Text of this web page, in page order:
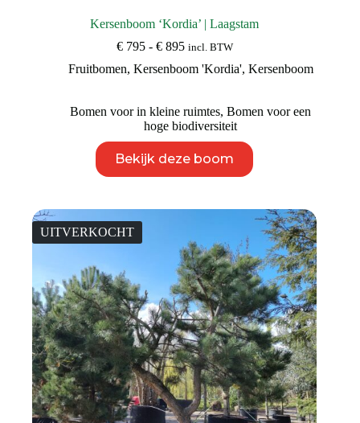
Kersenboom ‘Kordia’ | Laagstam
€795 - €895Prijsklasse:
tot
incl. BTW
Fruitbomen, Kersenboom 'Kordia', Kersenboom
Bomen voor in kleine ruimtes,Bomen voor een
hoge biodiversiteit
Bekijk deze boom
product
heeft
kan
gekozen
worden
op
de
productpagina
UITVERKOCHT